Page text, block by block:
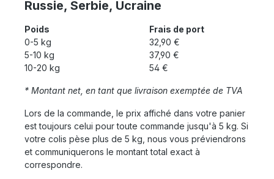
Russie, Serbie, Ucraine
Poids
Frais de port
0-5 kg
32,90 €
5-10 kg
37,90 €
10-20 kg
54 €
* Montant net, en tant que livraison exemptée de TVA
Lors de la commande, le prix affiché dans votre panier
est toujours celui pour toute commande jusqu'à 5 kg. Si
votre colis pèse plus de 5 kg, nous vous préviendrons
et communiquerons le montant total exact à
correspondre.